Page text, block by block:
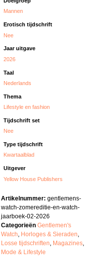
Mannen
Erotisch tijdschrift
Nee
Jaar uitgave
2026
Taal
Nederlands
Thema
Lifestyle en fashion
Tijdschrift set
Nee
Type tijdschrift
Kwartaalblad
Uitgever
Yellow House Publishers
Artikelnummer: gentlemens-
watch-zomereditie-en-watch-
jaarboek-02-2026
Categorieën Gentlemen's
Watch, Horloges & Sieraden,
Losse tijdschriften, Magazines,
Mode & Lifestyle